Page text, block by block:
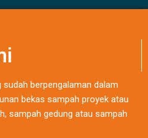
berpengalaman dalam
bekas sampah proyek atau
sampah gedung atau sampah